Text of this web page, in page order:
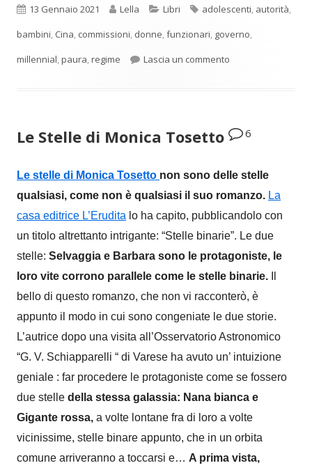
Pubblicato
13 Gennaio 2021 Autore
Lella Categorie
Libri Tag
adolescenti, autorità,
bambini, Cina, commissioni, donne,funzionari, governo,
millennial,paura,regime Lascia un commento
Le Stelle di Monica Tosetto 6
Le stelle di Monica Tosetto non sono delle stelle
qualsiasi, come non è qualsiasi il suo romanzo. La
casa editrice L’Erudita lo ha capito, pubblicandolo con
un titolo altrettanto intrigante: “Stelle binarie”. Le due
stelle: Selvaggia e Barbara sono le protagoniste, le
loro vite corrono parallele come le stelle binarie.
bello di questo romanzo, che non vi racconterò, è
appunto il modo in cui sono congeniate le due storie.
L’autrice dopo una visita all’Osservatorio Astronomico
“G. V. Schiapparelli “ di Varese ha avuto un’ intuizione
geniale : far procedere le protagoniste come se fossero
due stelle della stessa galassia: Nana bianca e
Gigante rossa, a volte lontane fra di loro a volte
vicinissime, stelle binare appunto, che in un orbita
comune arriveranno a toccarsi e… A prima vista,